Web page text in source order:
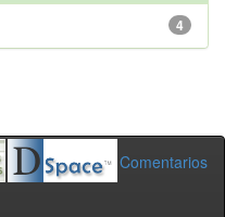
4
Comentarios